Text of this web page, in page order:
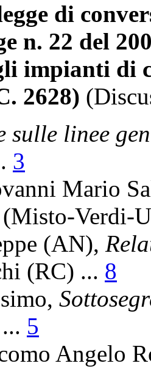
di
n. 22 del
impianti di
2628)
sulle linee
3
Mario
(Misto-Verdi-
(AN),
(RC) ... 8
,
... 5
Angelo